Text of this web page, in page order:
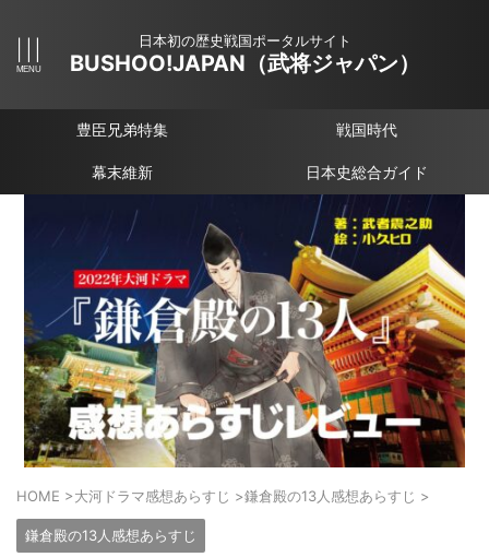
日本初の歴史戦国ポータルサイト
BUSHOO!JAPAN（武将ジャパン）
豊臣兄弟特集 戦国時代
幕末維新 日本史総合ガイド
HOME >大河ドラマ感想あらすじ >鎌倉殿の13人感想あらすじ >
鎌倉殿の13人感想あらすじ